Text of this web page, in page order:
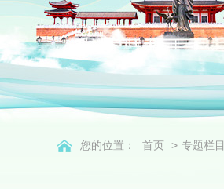
您的位置： 首页 > 专题栏目